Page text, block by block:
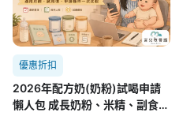
優惠折扣
2026年配方奶(奶粉)試喝申請
懶人包 成長奶粉、米精、副食品